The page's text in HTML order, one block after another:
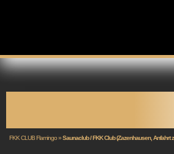
FKK CLUB Flamingo»Saunaclub / FKK Club (Zazenhausen, Anfahrt